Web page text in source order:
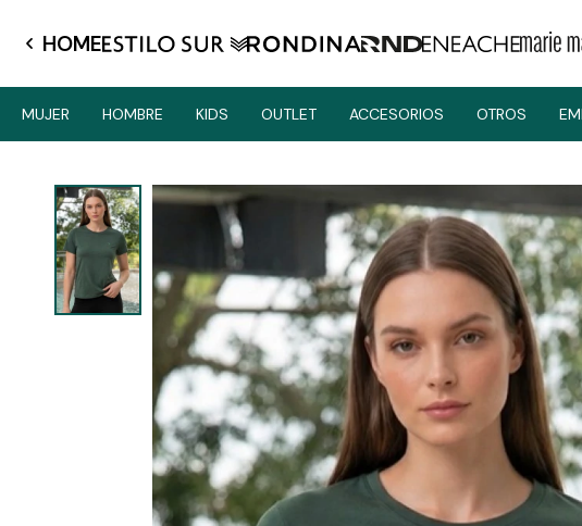
HOME
MUJER HOMBRE KIDS OUTLET ACCESORIOS OTROS